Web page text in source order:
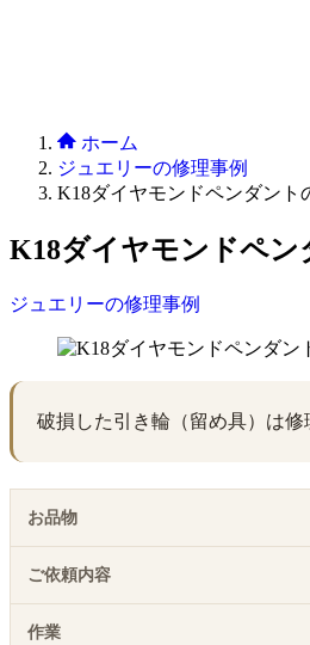
ホーム
ジュエリーの修理事例
K18ダイヤモンドペンダント
K18ダイヤモンドペン
ジュエリーの修理事例
破損した引き輪（留め具）は
お品物
ご依頼内容
作業